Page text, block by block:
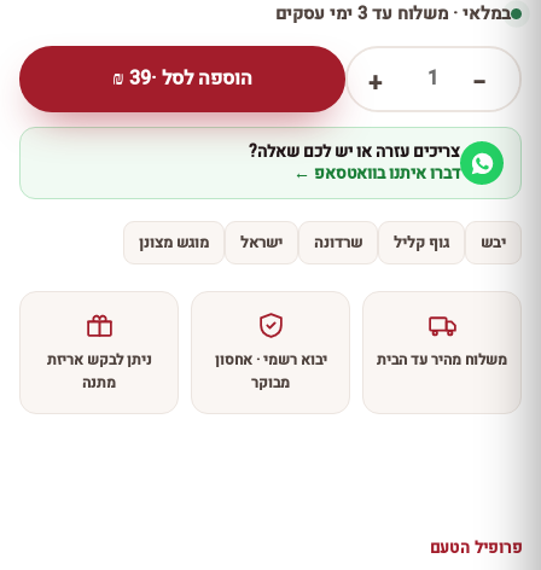
במלאי · משלוח עד 3 ימי עסקים
−
1
+ הוספה לסל ·39
₪
צריכים עזרה או יש לכם שאלה?
דברו איתנו בוואטסאפ ←
יבש גוף קליל שרדונה ישראל מוגש מצונן
משלוח מהיר עד הבית
יבוא רשמי · אחסון
מבוקר
ניתן לבקש אריזת
מתנה
פרופיל הטעם